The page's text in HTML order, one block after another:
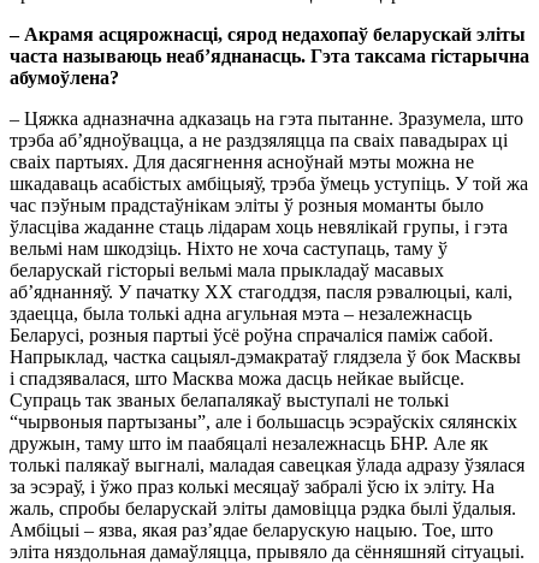
– Акрамя асцярожнасці, сярод недахопаў беларускай эліты
часта называюць неаб’яднанасць. Гэта таксама гістарычна
абумоўлена?
– Цяжка адназначна адказаць на гэта пытанне. Зразумела, што
трэба аб’ядноўвацца, а не раздзяляцца па сваіх павадырах ці
сваіх партыях. Для дасягнення асноўнай мэты можна не
шкадаваць асабістых амбіцыяў, трэба ўмець уступіць. У той жа
час пэўным прадстаўнікам эліты ў розныя моманты было
ўласціва жаданне стаць лідарам хоць невялікай групы, і гэта
вельмі нам шкодзіць. Ніхто не хоча саступаць, таму ў
беларускай гісторыі вельмі мала прыкладаў масавых
аб’яднанняў. У пачатку ХХ стагоддзя, пасля рэвалюцыі, калі,
здаецца, была толькі адна агульная мэта – незалежнасць
Беларусі, розныя партыі ўсё роўна спрачаліся паміж сабой.
Напрыклад, частка сацыял-дэмакратаў глядзела ў бок Масквы
і спадзявалася, што Масква можа дасць нейкае выйсце.
Супраць так званых белапалякаў выступалі не толькі
“чырвоныя партызаны”, але і большасць эсэраўскіх сялянскіх
дружын, таму што ім паабяцалі незалежнасць БНР. Але як
толькі палякаў выгналі, маладая савецкая ўлада адразу ўзялася
за эсэраў, і ўжо праз колькі месяцаў забралі ўсю іх эліту. На
жаль, спробы беларускай эліты дамовіцца рэдка былі ўдалыя.
Амбіцыі – язва, якая раз’ядае беларускую нацыю. Тое, што
эліта няздольная дамаўляцца, прывяло да сённяшняй сітуацыі.